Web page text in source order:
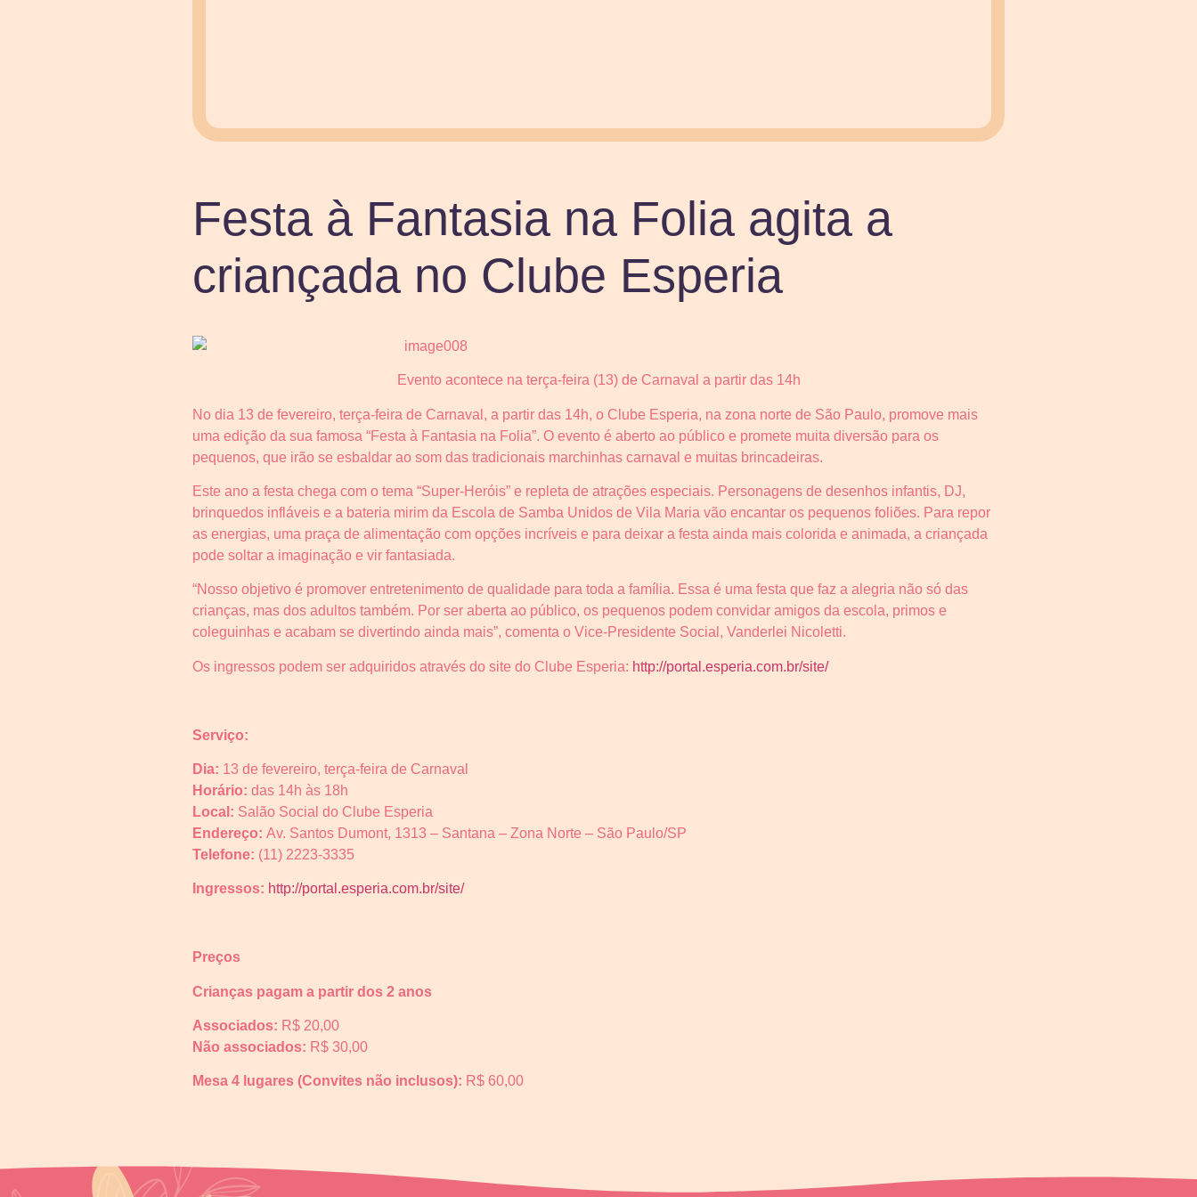
Festa à Fantasia na Folia agita a
criançada no Clube Esperia
Evento acontece na terça-feira (13) de Carnaval a partir das 14h
No dia 13 de fevereiro, terça-feira de Carnaval, a partir das 14h, o Clube Esperia, na zona norte de São Paulo, promove mais
uma edição da sua famosa “Festa à Fantasia na Folia”. O evento é aberto ao público e promete muita diversão para os
pequenos, que irão se esbaldar ao som das tradicionais marchinhas carnaval e muitas brincadeiras.
Este ano a festa chega com o tema “Super-Heróis” e repleta de atrações especiais. Personagens de desenhos infantis, DJ,
brinquedos infláveis e a bateria mirim da Escola de Samba Unidos de Vila Maria vão encantar os pequenos foliões. Para repor
as energias, uma praça de alimentação com opções incríveis e para deixar a festa ainda mais colorida e animada, a criançada
pode soltar a imaginação e vir fantasiada.
“Nosso objetivo é promover entretenimento de qualidade para toda a família. Essa é uma festa que faz a alegria não só das
crianças, mas dos adultos também. Por ser aberta ao público, os pequenos podem convidar amigos da escola, primos e
coleguinhas e acabam se divertindo ainda mais”, comenta o Vice-Presidente Social, Vanderlei Nicoletti.
Os ingressos podem ser adquiridos através do site do Clube Esperia: http://portal.esperia.com.br/site/
Serviço:
Dia: 13 de fevereiro, terça-feira de Carnaval
Horário: das 14h às 18h
Local: Salão Social do Clube Esperia
Endereço: Av. Santos Dumont, 1313 – Santana – Zona Norte – São Paulo/SP
Telefone: (11) 2223-3335
Ingressos: http://portal.esperia.com.br/site/
Preços
Crianças pagam a partir dos 2 anos
Associados: R$ 20,00
Não associados: R$ 30,00
Mesa 4 lugares (Convites não inclusos): R$ 60,00